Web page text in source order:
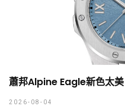
蕭邦Alpine Eagle新色太
2026-08-04